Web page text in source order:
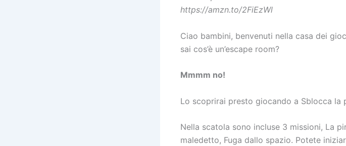
https://amzn.to/2FiEzWl
Ciao bambini, benvenuti nella casa dei
sai cos’è un’escape room?
Mmmm no!
Lo scoprirai presto giocando a Sblocca la
Nella scatola sono incluse 3 missioni, La
maledetto, Fuga dallo spazio. Potete